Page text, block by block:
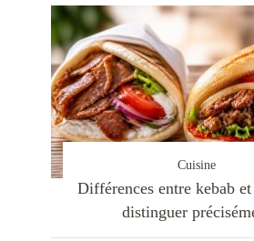
Cuisine
Différences entre kebab
distinguer